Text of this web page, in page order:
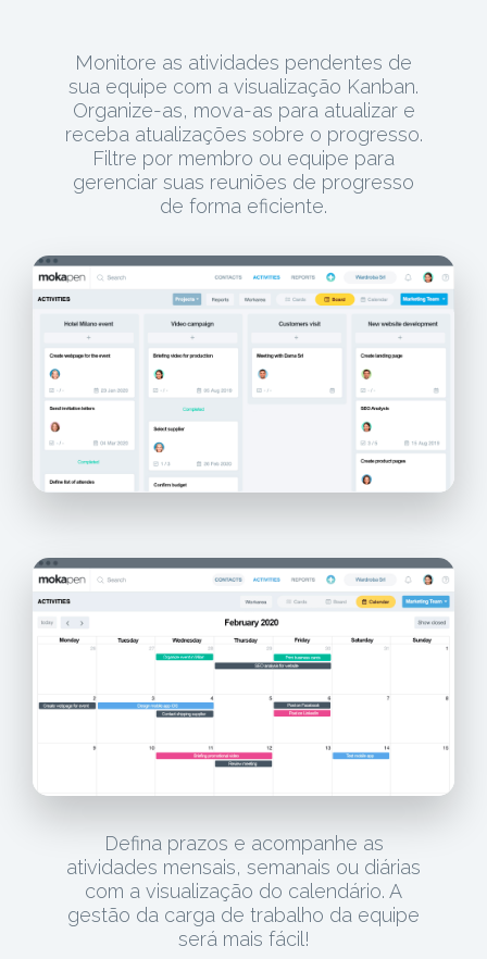
Monitore as atividades pendentes de
sua equipe com a visualização Kanban.
Organize-as, mova-as para atualizar e
receba atualizações sobre o progresso.
Filtre por membro ou equipe para
gerenciar suas reuniões de progresso
de forma eficiente.
Defina prazos e acompanhe as
atividades mensais, semanais ou diárias
com a visualização do calendário. A
gestão da carga de trabalho da equipe
será mais fácil!